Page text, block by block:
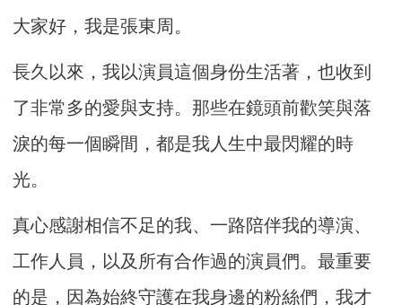
大家好，我是張東周。
長久以來，我以演員這個身份生活著，也收到
了非常多的愛與支持。那些在鏡頭前歡笑與落
淚的每一個瞬間，都是我人生中最閃耀的時
光。
真心感謝相信不足的我、一路陪伴我的導演、
工作人員，以及所有合作過的演員們。最重要
的是，因為始終守護在我身邊的粉絲們，我才